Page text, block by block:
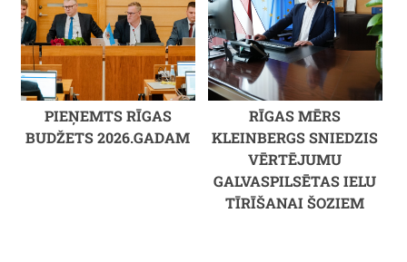
PIEŅEMTS RĪGAS
BUDŽETS 2026.GADAM
RĪGAS MĒRS
KLEINBERGS SNIEDZIS
VĒRTĒJUMU
GALVASPILSĒTAS IELU
TĪRĪŠANAI ŠOZIEM